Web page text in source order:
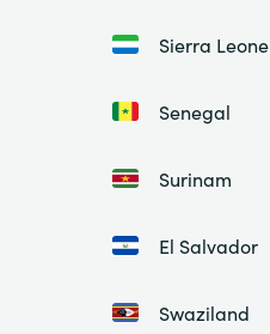
Sierra Leone
Senegal
Surinam
El Salvador
Swaziland